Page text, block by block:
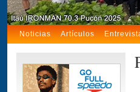
Noticias Artículos